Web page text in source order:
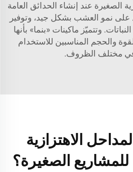
الصغيرة عند إنشاء الحدائق العامة
على نمو العشب بشكل جيد، وتوفير
وتتميّز ماكينات «بنما» بأنها
والحجم المناسبين للاستخدام
مختلف الظروف.
الاهتزازية
للمشاريع الصغيرة؟